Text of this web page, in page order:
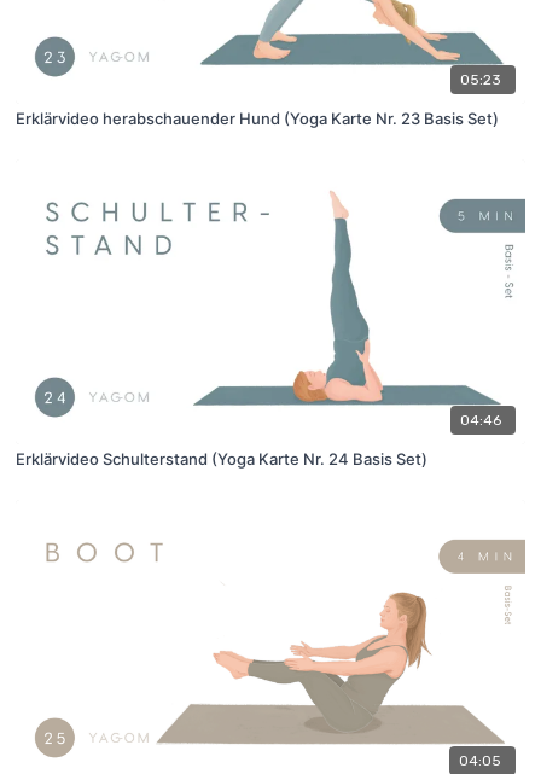
05:23
Erklärvideo herabschauender Hund (Yoga Karte Nr. 23 Basis Set)
04:46
Erklärvideo Schulterstand (Yoga Karte Nr. 24 Basis Set)
04:05